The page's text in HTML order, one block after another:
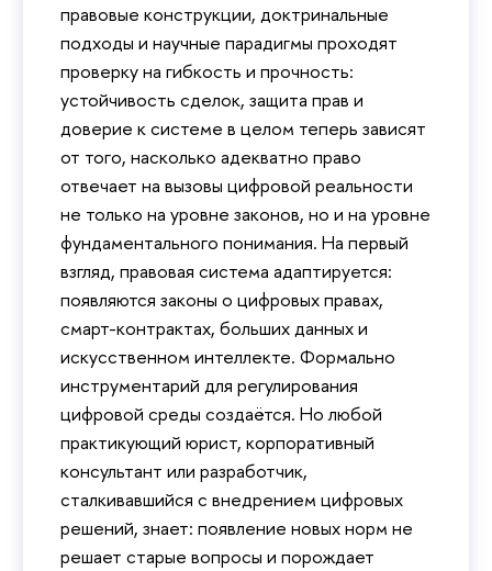
правовые конструкции, доктринальные
подходы и научные парадигмы проходят
проверку на гибкость и прочность:
устойчивость сделок, защита прав и
доверие к системе в целом теперь зависят
от того, насколько адекватно право
отвечает на вызовы цифровой реальности
не только на уровне законов, но и на уровне
фундаментального понимания. На первый
взгляд, правовая система адаптируется:
появляются законы о цифровых правах,
смарт-контрактах, больших данных и
искусственном интеллекте. Формально
инструментарий для регулирования
цифровой среды создаётся. Но любой
практикующий юрист, корпоративный
консультант или разработчик,
сталкивавшийся с внедрением цифровых
решений, знает: появление новых норм не
решает старые вопросы и порождает